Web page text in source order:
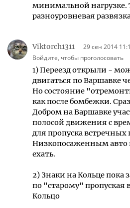
минимальной нагрузке.
разноуровневая
Viktorch1311
29 сен 2014
Войдите, чтобы проголосовать
1) Переезд открыли -
двигаться по Варшавке
Но состояние
как после бомбежки.
Добром на Варшавке
полосой движения с
для пропуска встречных
Низкопосаженным авто
ехать.
2) Знаки на Кольце пока
по "старому"
Кольцо